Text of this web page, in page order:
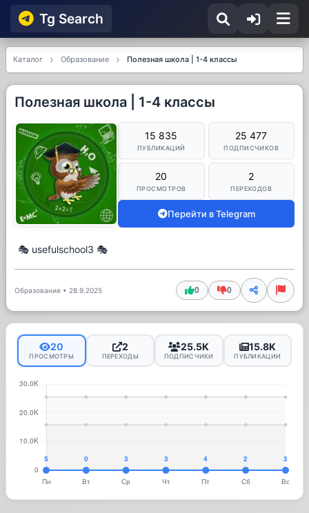
Tg Searсh
Каталог Образование Полезная школа | 1-4 классы
Полезная школа | 1-4 классы
15 835
ПУБЛИКАЦИЙ
25 477
ПОДПИСЧИКОВ
20
ПРОСМОТРОВ
2
ПЕРЕХОДОВ
Перейти в Telegram
🎭 usefulschool3 🎭
Образование • 28.9.2025 0 0
20
ПРОСМОТРЫ
2
ПЕРЕХОДЫ
25.5K
ПОДПИСЧИКИ
15.8K
ПУБЛИКАЦИИ